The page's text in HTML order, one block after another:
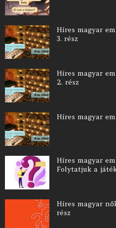
Híres magyar
3. rész
Híres magyar
2. rész
Híres magyar
Híres magyar
Folytatjuk a
Híres magyar
rész